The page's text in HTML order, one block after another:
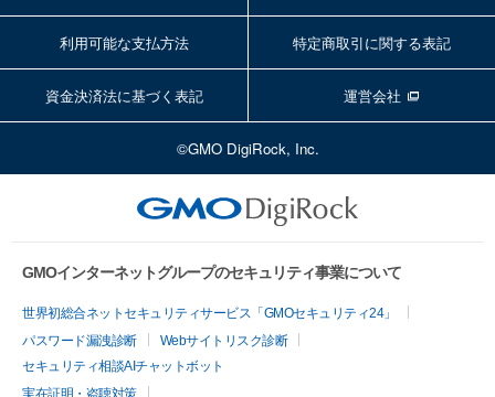
利用可能な支払方法 特定商取引に関する表記
資金決済法に基づく表記 運営会社
©GMO DigiRock, Inc.
GMOインターネットグループのセキュリティ事業について
世界初総合ネットセキュリティサービス「GMOセキュリティ24」
パスワード漏洩診断
Webサイトリスク診断
セキュリティ相談AIチャットボット
実在証明・盗聴対策